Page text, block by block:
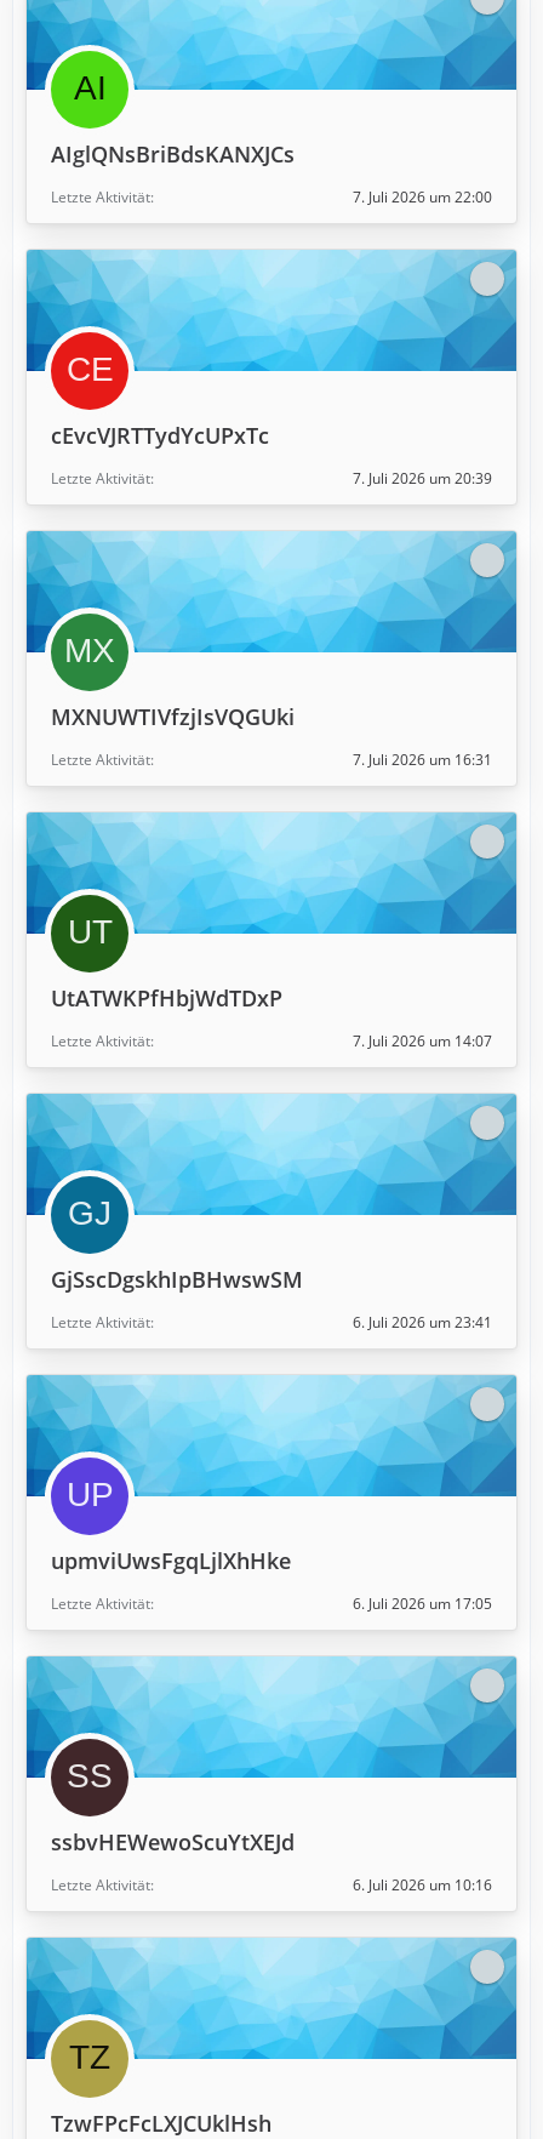
AIglQNsBriBdsKANXJCs
Letzte Aktivität 7. Juli 2026 um 22:00
cEvcVJRTTydYcUPxTc
Letzte Aktivität 7. Juli 2026 um 20:39
MXNUWTIVfzjIsVQGUki
Letzte Aktivität 7. Juli 2026 um 16:31
UtATWKPfHbjWdTDxP
Letzte Aktivität 7. Juli 2026 um 14:07
GjSscDgskhIpBHwswSM
Letzte Aktivität 6. Juli 2026 um 23:41
upmviUwsFgqLjlXhHke
Letzte Aktivität 6. Juli 2026 um 17:05
ssbvHEWewoScuYtXEJd
Letzte Aktivität 6. Juli 2026 um 10:16
TzwFPcFcLXJCUklHsh